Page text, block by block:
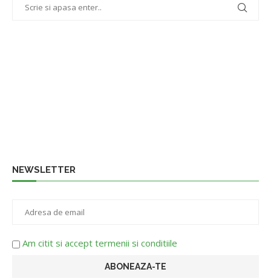
NEWSLETTER
Am citit si accept termenii si conditiile